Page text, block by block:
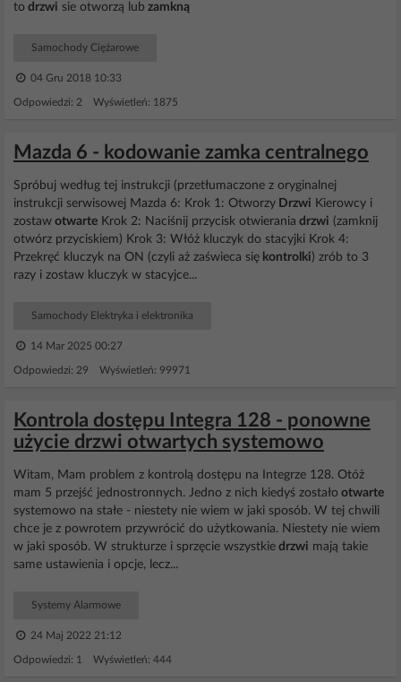
to drzwi sie otworzą lub zamkną
Samochody Ciężarowe
04 Gru 2018 10:33
Odpowiedzi: 2 Wyświetleń: 1875
Mazda 6 - kodowanie zamka centralnego
Spróbuj według tej instrukcji (przetłumaczone z oryginalnej
instrukcji serwisowej Mazda 6: Krok 1: Otworzy Drzwi Kierowcy i
zostaw otwarte Krok 2: Naciśnij przycisk otwierania drzwi (zamknij
otwórz przyciskiem) Krok 3: Włóż kluczyk do stacyjki Krok 4:
Przekręć kluczyk na ON (czyli aż zaświeca się kontrolki) zrób to 3
razy i zostaw kluczyk w stacyjce...
Samochody Elektryka i elektronika
14 Mar 2025 00:27
Odpowiedzi: 29 Wyświetleń: 99971
Kontrola dostępu Integra 128 - ponowne
użycie drzwi otwartych systemowo
Witam, Mam problem z kontrolą dostępu na Integrze 128. Otóż
mam 5 przejść jednostronnych. Jedno z nich kiedyś zostało otwarte
systemowo na stałe - niestety nie wiem w jaki sposób. W tej chwili
chce je z powrotem przywrócić do użytkowania. Niestety nie wiem
w jaki sposób. W strukturze i sprzęcie wszystkie drzwi mają takie
same ustawienia i opcje, lecz...
Systemy Alarmowe
24 Maj 2022 21:12
Odpowiedzi: 1 Wyświetleń: 444